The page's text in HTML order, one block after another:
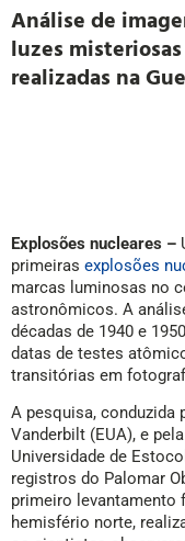
Análise de
luzes
realizadas na
Explosões nucleares –
primeiras explosões
marcas luminosas no
astronômicos. A
décadas de 1940 e
datas de testes
transitórias em
A pesquisa, conduzida
Vanderbilt (EUA), e
Universidade de
registros do Palomar
primeiro levantamento
hemisfério norte,